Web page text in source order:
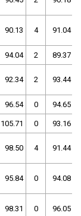
90.13 4 91.04
94.04 2 89.37
92.34 2 93.44
96.54 0 94.65
105.71 0 93.16
98.50 4 91.44
95.84 0 94.08
98.31 0 96.05